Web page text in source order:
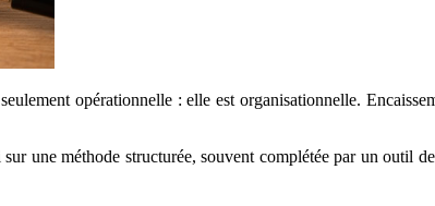
opérationnelle : elle est organisationnelle.
une méthode structurée, souvent complétée par un outil